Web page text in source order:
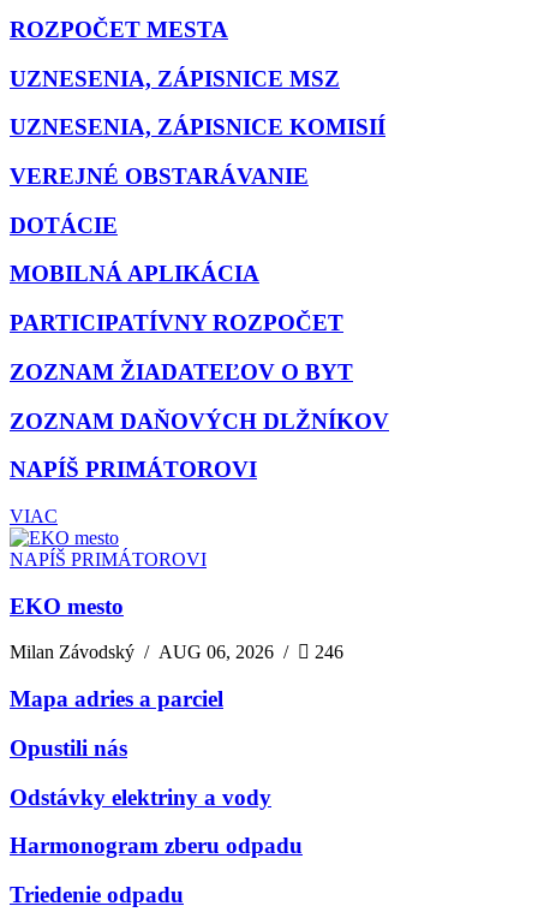
ROZPOČET MESTA
UZNESENIA, ZÁPISNICE MSZ
UZNESENIA, ZÁPISNICE KOMISIÍ
VEREJNÉ OBSTARÁVANIE
DOTÁCIE
MOBILNÁ APLIKÁCIA
PARTICIPATÍVNY ROZPOČET
ZOZNAM ŽIADATEĽOV O BYT
ZOZNAM DAŇOVÝCH DLŽNÍKOV
NAPÍŠ PRIMÁTOROVI
VIAC
NAPÍŠ PRIMÁTOROVI
EKO mesto
Milan Závodský /AUG 06, 2026 / 246
Mapa adries a parciel
Opustili nás
Odstávky elektriny a vody
Harmonogram zberu odpadu
Triedenie odpadu